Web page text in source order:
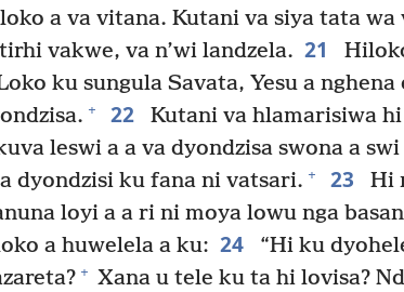
a va vitana. Kutani va siya tata
vakwe, va n’wi landzela. 21
ku sungula Savata, Yesu a
+ 22
Kutani va hlamarisiwa
leswi a a va dyondzisa swona a
dyondzisi ku fana ni vatsari. + 23
Hi
loyi a a ri ni moya lowu nga
a huwelela a ku: 24
“Hi ku
+ Xana u tele ku ta hi lovisa?